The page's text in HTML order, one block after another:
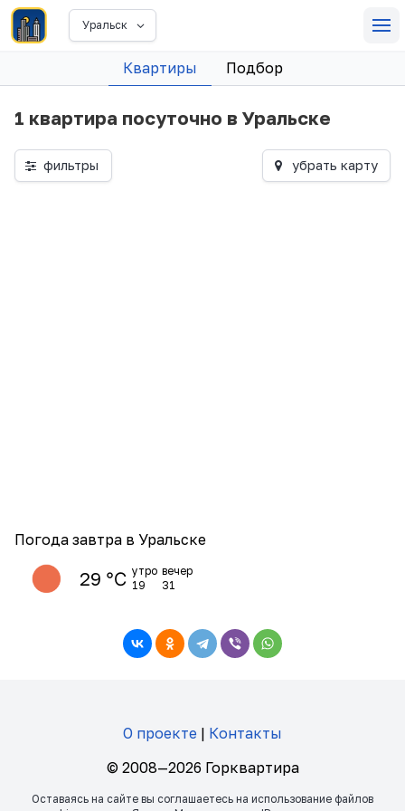
Уральск
Квартиры Подбор
1 квартира посуточно в Уральске
фильтры убрать карту
Погода завтра в Уральске
29 ℃ утро
19
вечер
31
О проекте | Контакты
© 2008—2026 Горквартира
Оставаясь на сайте вы соглашаетесь на использование файлов